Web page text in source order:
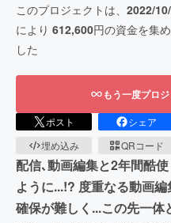
このプロジェクトは、 2022/
により 612,600円の資金を集め
した
もう一度プロ
ポスト シェア
埋め込み
QRコード
配信､動画編集と2年間酷
ように...!? 度重なる動画
確保が難しく...この先一